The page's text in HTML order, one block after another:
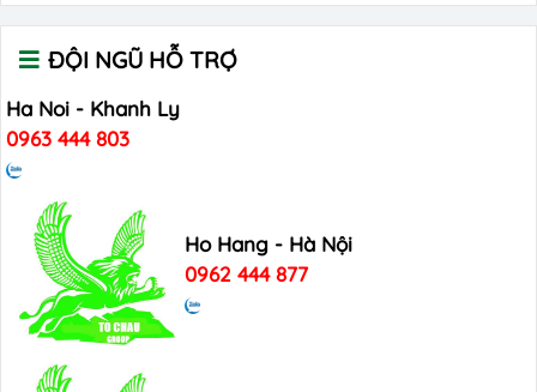
ĐỘI NGŨ HỖ TRỢ
Ha Noi - Khanh Ly
0963 444 803
Ho Hang - Hà Nội
0962 444 877